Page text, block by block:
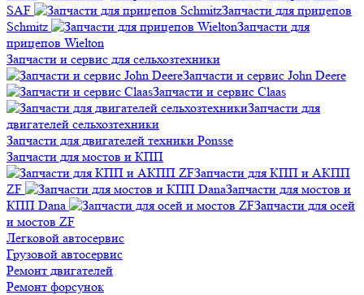
SAF
Запчасти для прицепов
Schmitz
Запчасти для
прицепов Wielton
Запчасти и сервис для сельхозтехники
Запчасти и сервис John Deere
Запчасти и сервис Claas
Запчасти для
двигателей сельхозтехники
Запчасти для двигателей техники Ponsse
Запчасти для мостов и КПП
Запчасти для КПП и АКПП
ZF
Запчасти для мостов и
КПП Dana
Запчасти для осей
и мостов ZF
Легковой автосервис
Грузовой автосервис
Ремонт двигателей
Ремонт форсунок